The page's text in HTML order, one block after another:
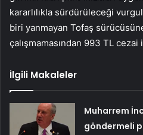
kararlılıkla sürdürüleceği
biri yanmayan Tofaş sürücüsüne
çalışmamasından 993 TL cezai
İlgili Makaleler
Muharrem
göndermeli